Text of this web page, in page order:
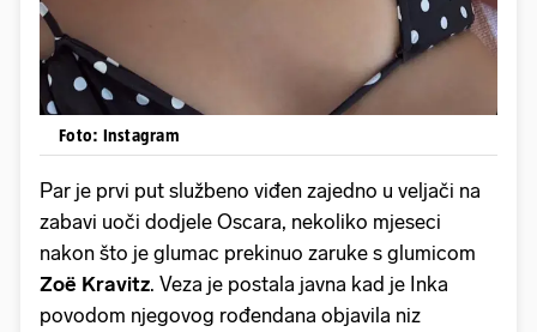
Foto: Instagram
Par je prvi put službeno viđen zajedno u veljači na
zabavi uoči dodjele Oscara, nekoliko mjeseci
nakon što je glumac prekinuo zaruke s glumicom
Zoë Kravitz. Veza je postala javna kad je Inka
povodom njegovog rođendana objavila niz